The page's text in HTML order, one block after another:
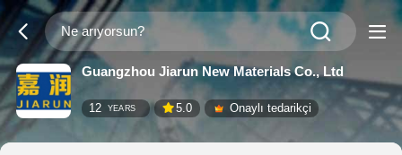
Guangzhou Jiarun New Materials Co., Ltd
12 YEARS 5.0 Onaylı tedarikçi